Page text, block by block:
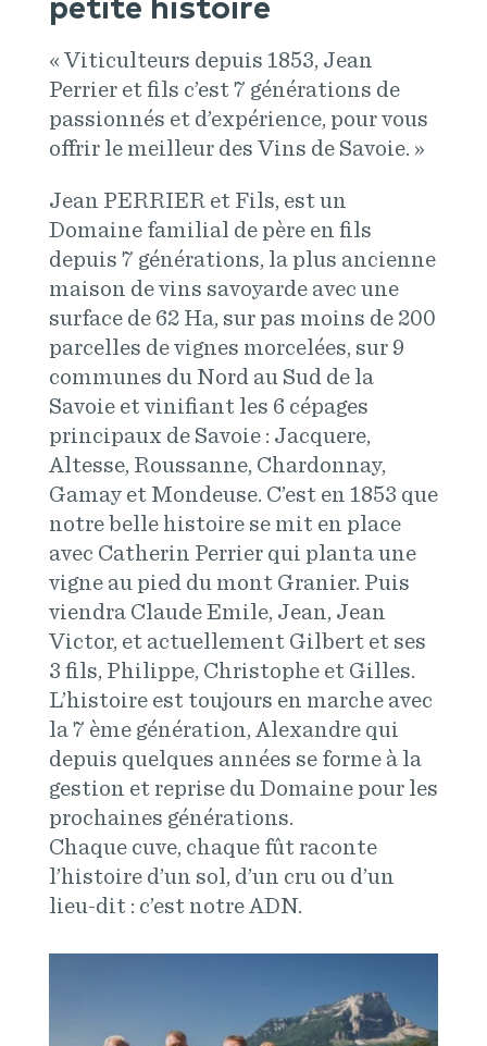
« Viticulteurs depuis 1853, Jean
Perrier et fils c’est 7 générations de
passionnés et d’expérience, pour vous
offrir le meilleur des Vins de Savoie. »
Jean PERRIER et Fils, est un
Domaine familial de père en fils
depuis 7 générations, la plus ancienne
maison de vins savoyarde avec une
surface de 62 Ha, sur pas moins de 200
parcelles de vignes morcelées, sur 9
communes du Nord au Sud de la
Savoie et vinifiant les 6 cépages
principaux de Savoie : Jacquere,
Altesse, Roussanne, Chardonnay,
Gamay et Mondeuse. C’est en 1853 que
notre belle histoire se mit en place
avec Catherin Perrier qui planta une
vigne au pied du mont Granier. Puis
viendra Claude Emile, Jean, Jean
Victor, et actuellement Gilbert et ses
3 fils, Philippe, Christophe et Gilles.
L’histoire est toujours en marche avec
la 7 ème génération, Alexandre qui
depuis quelques années se forme à la
gestion et reprise du Domaine pour les
prochaines générations.
Chaque cuve, chaque fût raconte
l’histoire d’un sol, d’un cru ou d’un
lieu-dit : c’est notre ADN.